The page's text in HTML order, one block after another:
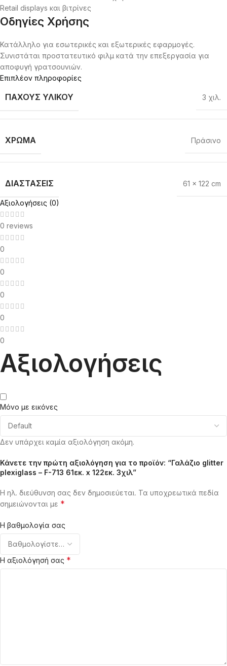
Retail displays και βιτρίνες
Οδηγίες Χρήσης
Κατάλληλο για εσωτερικές και εξωτερικές εφαρμογές.
Συνιστάται προστατευτικό φιλμ κατά την επεξεργασία για
αποφυγή γρατσουνιών.
Επιπλέον πληροφορίες
ΠΆΧΟΥΣ ΥΛΙΚΟΎ 3 χιλ.
ΧΡΏΜΑ Πράσινο
ΔΙΑΣΤΆΣΕΙΣ 61 x 122 cm
Αξιολογήσεις (0)
0 reviews
0
0
0
0
0
Αξιολογήσεις
Μόνο με εικόνες
Δεν υπάρχει καμία αξιολόγηση ακόμη.
Κάνετε την πρώτη αξιολόγηση για το προϊόν: “Γαλάζιο glitter
plexiglass – F-713 61εκ. x 122εκ. 3χιλ”
Η ηλ. διεύθυνση σας δεν δημοσιεύεται. Τα υποχρεωτικά πεδία
σημειώνονται με *
Η βαθμολογία σας
Η αξιολόγησή σας *